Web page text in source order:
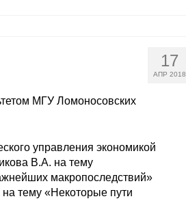
17
АПР 2018
МГУ Ломоносовских
управления экономикой
В.А. на тему
макропоследствий»
тему «Некоторые пути